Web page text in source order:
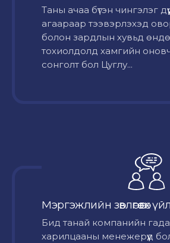
Таны ачаа бүтэн чингэлэг
агаараар тээвэрлэхэд
болон зардлын хувьд
тохиолдолд хамгийн
сонголт бол Цуглу...
Мэргэжлийн зөвлөгөө өгөх
Бид танай компанийн
харилцааны менежерүүд